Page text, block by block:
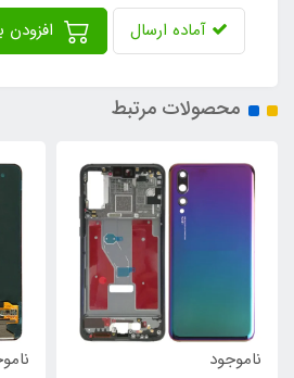
آماده ارسال
محصولات مرتبط
ناموجود